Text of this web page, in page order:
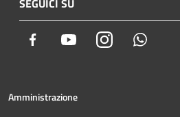
SEGUICI SU
Facebook YoutubeInstagram
Amministrazione